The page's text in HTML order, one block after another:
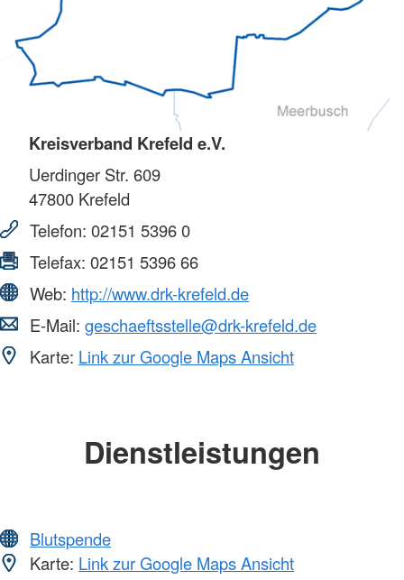
Kreisverband Krefeld e.V.
Uerdinger Str. 609
47800 Krefeld
Telefon: 02151 5396 0
Telefax: 02151 5396 66
Web: http://www.drk-krefeld.de
E-Mail: geschaeftsstelle@drk-krefeld.de
Karte: Link zur Google Maps Ansicht
Dienstleistungen
Blutspende
Karte: Link zur Google Maps Ansicht